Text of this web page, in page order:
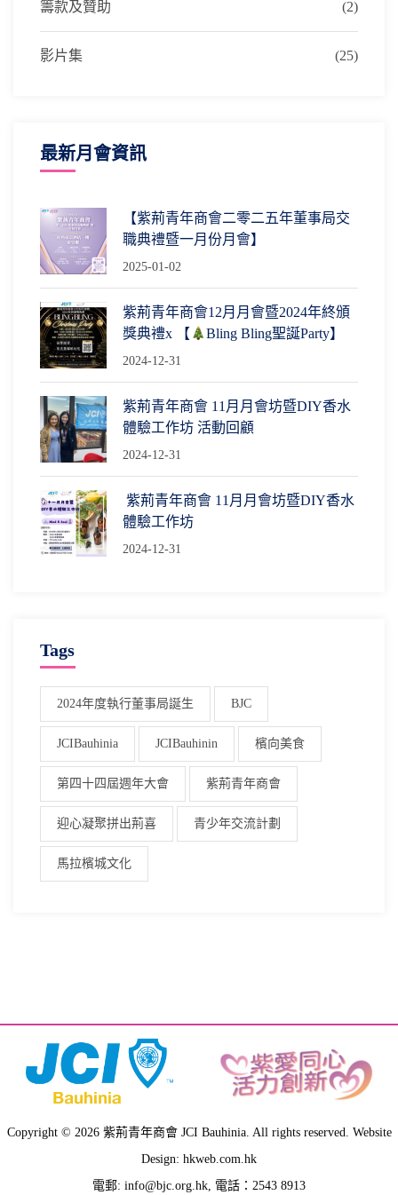
籌款及贊助 (2)
影片集 (25)
最新月會資訊
【紫荊青年商會二零二五年董事局交
職典禮暨一月份月會】
2025-01-02
紫荊青年商會12月月會暨2024年終頒
獎典禮x 【
Bling Bling聖誕Party】
2024-12-31
紫荊青年商會 11月月會坊暨DIY香水
體驗工作坊 活動回顧
2024-12-31
紫荊青年商會 11月月會坊暨DIY香水
體驗工作坊
2024-12-31
Tags
2024年度執行董事局誕生 BJC
JCIBauhinia JCIBauhinin 檳向美食
第四十四屆週年大會 紫荊青年商會
迎心凝聚拼出荊喜 青少年交流計劃
馬拉檳城文化
Copyright © 2026 紫荊青年商會 JCI Bauhinia. All rights reserved. Website
Design: hkweb.com.hk
電郵: info@bjc.org.hk , 電話：2543 8913